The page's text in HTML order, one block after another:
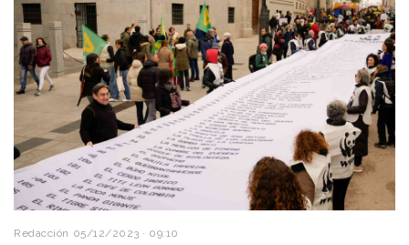
Redacción 05/12/2023 · 09:10